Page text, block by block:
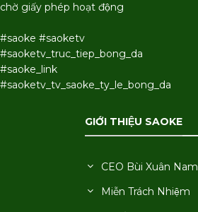
chờ giấy phép hoạt động
#saoke #saoketv
#saoketv_truc_tiep_bong_da
#saoke_link
#saoketv_tv_saoke_ty_le_bong_da
GIỚI THIỆU SAOKE
CEO Bùi Xuân Nam
Miễn Trách Nhiệm